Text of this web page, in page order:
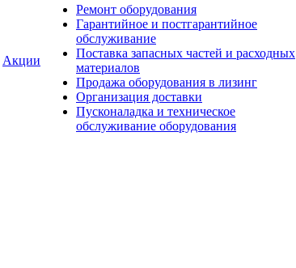
Акции
Ремонт оборудования
Гарантийное и постгарантийное
обслуживание
Поставка запасных частей и расходных
материалов
Продажа оборудования в лизинг
Организация доставки
Пусконаладка и техническое
обслуживание оборудования